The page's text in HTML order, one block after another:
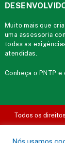
Muito mais que
uma assessoria
todas as
atendidas.
Conheça oPNTP e
Todos os
Nós usamos